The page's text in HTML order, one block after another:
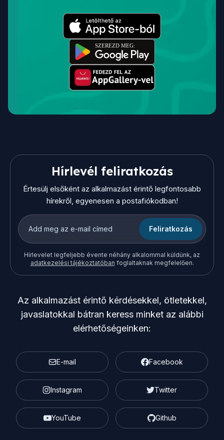
Hírlevél feliratkozás
Értesülj elsőként az alkalmazást érintő legfontosabb
hírekről, egyenesen a postafiókodban!
Feliratkozás
Hírlevelet legfeljebb évente néhány alkalommal küldünk, az
adatkezelési tájékoztatóban foglaltaknak megfelelően.
Az alkalmazást érintő kérdésekkel, ötletekkel,
javaslatokkal bátran keress minket az alábbi
elérhetőségeinken:
E-mail Facebook
Instagram Twitter
YouTube Github